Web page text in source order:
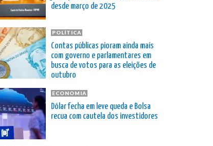
desde março de 2025
POLÍTICA
Contas públicas pioram ainda mais
com governo e parlamentares em
busca de votos para as eleições de
outubro
ECONOMIA
Dólar fecha em leve queda e Bolsa
recua com cautela dos investidores